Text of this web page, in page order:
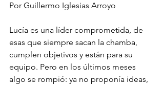
Por Guillermo Iglesias Arroyo
Lucía es una líder comprometida, de
esas que siempre sacan la chamba,
cumplen objetivos y están para su
equipo. Pero en los últimos meses
algo se rompió: ya no proponía ideas,